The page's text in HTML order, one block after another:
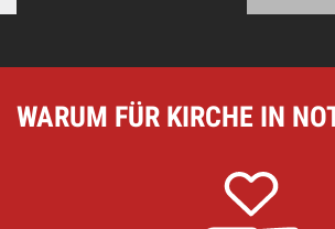
WARUM FÜR KIRCHE IN